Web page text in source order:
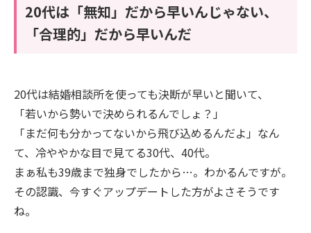
20代は「無知」だから早いんじゃない、
「合理的」だから早いんだ
20代は結婚相談所を使っても決断が早いと聞いて、
「若いから勢いで決められるんでしょ？」
「まだ何も分かってないから飛び込めるんだよ」なん
て、冷ややかな目で見てる30代、40代。
まぁ私も39歳まで独身でしたから…。わかるんですが。
その認識、今すぐアップデートした方がよさそうです
ね。